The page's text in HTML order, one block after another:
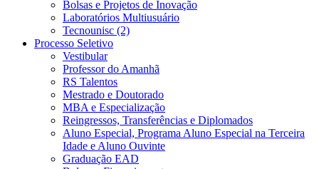
Bolsas e Projetos de Inovação
Laboratórios Multiusuário
Tecnounisc (2)
Processo Seletivo
Vestibular
Professor do Amanhã
RS Talentos
Mestrado e Doutorado
MBA e Especialização
Reingressos, Transferências e Diplomados
Aluno Especial, Programa Aluno Especial na Terceira
Idade e Aluno Ouvinte
Graduação EAD